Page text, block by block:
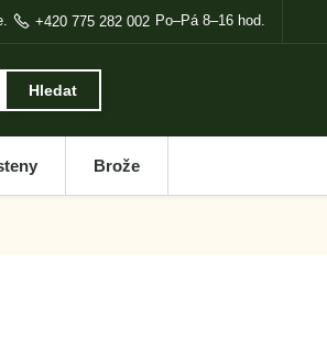
Hledat
+420 775 282 002 Po–Pá 8–16 hod.
Brože